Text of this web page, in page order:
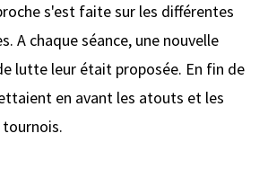
s'est faite sur les différentes
A chaque séance, une nouvelle
lutte leur était proposée. En fin de
en avant les atouts et les